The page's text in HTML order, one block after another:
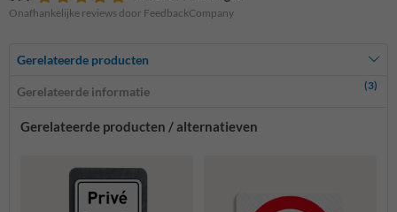
Onafhankelijke reviews door FeedbackCompany
Gerelateerde producten
Gerelateerde informatie (3)
Gerelateerde producten / alternatieven